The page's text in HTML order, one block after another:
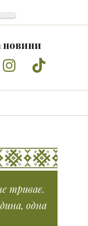
новини
Instagram
Tiktok
триває.
одна